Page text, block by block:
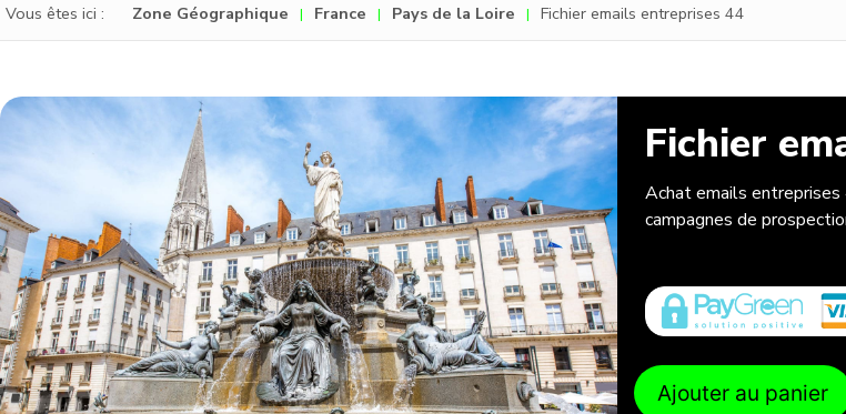
Vous êtes ici : Zone Géographique | France | Pays de la Loire | Fichier emails entreprises 44
Fichier
Achat emails
campagnes de
Ajouter au panier